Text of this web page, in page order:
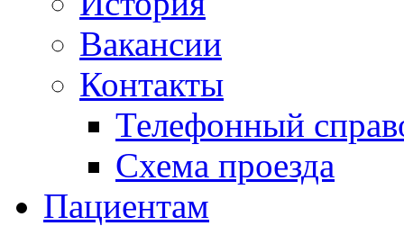
Вакансии
Контакты
Телефонный
Схема проезда
Пациентам